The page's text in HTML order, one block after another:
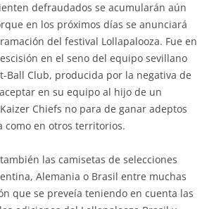
defraudados se acumularán aún
en los próximos días se anunciará
del festival Lollapalooza. Fue en
en el seno del equipo sevillano
Ball Club, producida por la negativa de
en su equipo al hijo de un
Chiefs no para de ganar adeptos
como en otros territorios.
las camisetas de selecciones
Alemania o Brasil entre muchas
que se preveía teniendo en cuenta las